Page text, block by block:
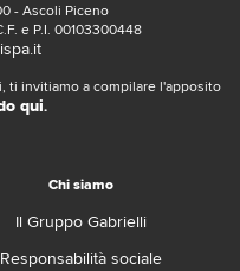
- Ascoli Piceno
e P.I. 00103300448
ti invitiamo a compilare l'apposito
qui.
Chi siamo
Il Gruppo Gabrielli
Responsabilità sociale